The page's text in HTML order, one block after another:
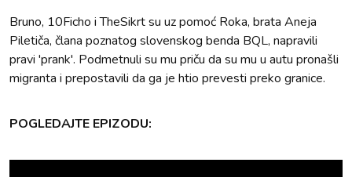
Bruno, 10Ficho i TheSikrt su uz pomoć Roka, brata Aneja
Piletiča, člana poznatog slovenskog benda BQL, napravili
pravi 'prank'. Podmetnuli su mu priču da su mu u autu pronašli
migranta i prepostavili da ga je htio prevesti preko granice.
POGLEDAJTE EPIZODU: